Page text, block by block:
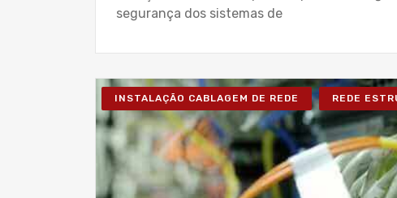
segurança dos sistemas de
INSTALAÇÃO CABLAGEM DE REDE REDE